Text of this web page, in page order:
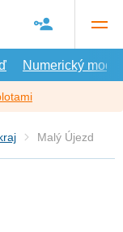
Numerický model
Malý Újezd